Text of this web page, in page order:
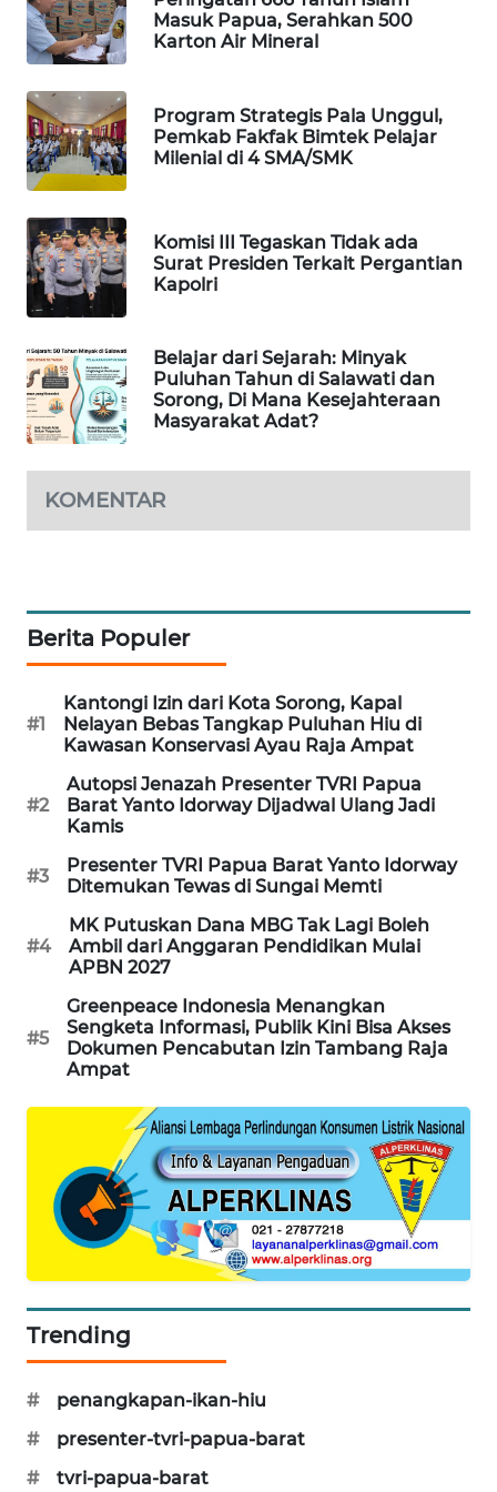
Masuk Papua, Serahkan 500
Karton Air Mineral
Program Strategis Pala Unggul,
Pemkab Fakfak Bimtek Pelajar
Milenial di 4 SMA/SMK
Komisi III Tegaskan Tidak ada
Surat Presiden Terkait Pergantian
Kapolri
Belajar dari Sejarah: Minyak
Puluhan Tahun di Salawati dan
Sorong, Di Mana Kesejahteraan
Masyarakat Adat?
KOMENTAR
Berita Populer
#1
Kantongi Izin dari Kota Sorong, Kapal
Nelayan Bebas Tangkap Puluhan Hiu di
Kawasan Konservasi Ayau Raja Ampat
#2
Autopsi Jenazah Presenter TVRI Papua
Barat Yanto Idorway Dijadwal Ulang Jadi
Kamis
#3
Presenter TVRI Papua Barat Yanto Idorway
Ditemukan Tewas di Sungai Memti
#4
MK Putuskan Dana MBG Tak Lagi Boleh
Ambil dari Anggaran Pendidikan Mulai
APBN 2027
#5
Greenpeace Indonesia Menangkan
Sengketa Informasi, Publik Kini Bisa Akses
Dokumen Pencabutan Izin Tambang Raja
Ampat
Trending
#
penangkapan-ikan-hiu
#
presenter-tvri-papua-barat
#
tvri-papua-barat
PORTAL
KONSUMEN
FORWAMKI
ALPERKLINAS
FORJASIDA
TAMBANG
NEWS
SITUNGIR
NEWS
METRO
SIANTAR
METRO
MEDAN
NEWS
METRO
JAKARTA
NEWS
KRT
NEWS
KARING
NEWS
JURNAL
HUMBANG
NEWS
ENERGI